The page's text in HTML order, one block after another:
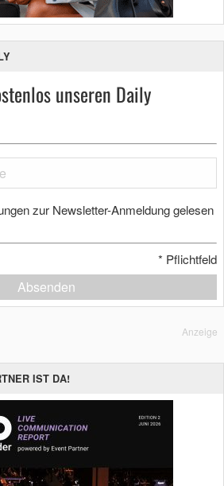
unseren Daily
zur Newsletter-Anmeldung gelesen
* Pflichtfeld
Absenden
Anzeige
IST DA!